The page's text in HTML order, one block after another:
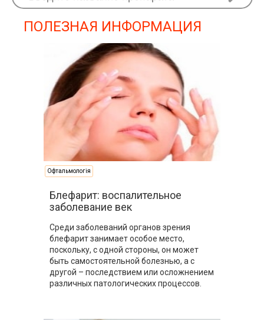
ПОЛЕЗНАЯ ИНФОРМАЦИЯ
Офтальмологія
Блефарит: воспалительное
заболевание век
Среди заболеваний органов зрения
блефарит занимает особое место,
поскольку, с одной стороны, он может
быть самостоятельной болезнью, а с
другой – последствием или осложнением
различных патологических процессов.